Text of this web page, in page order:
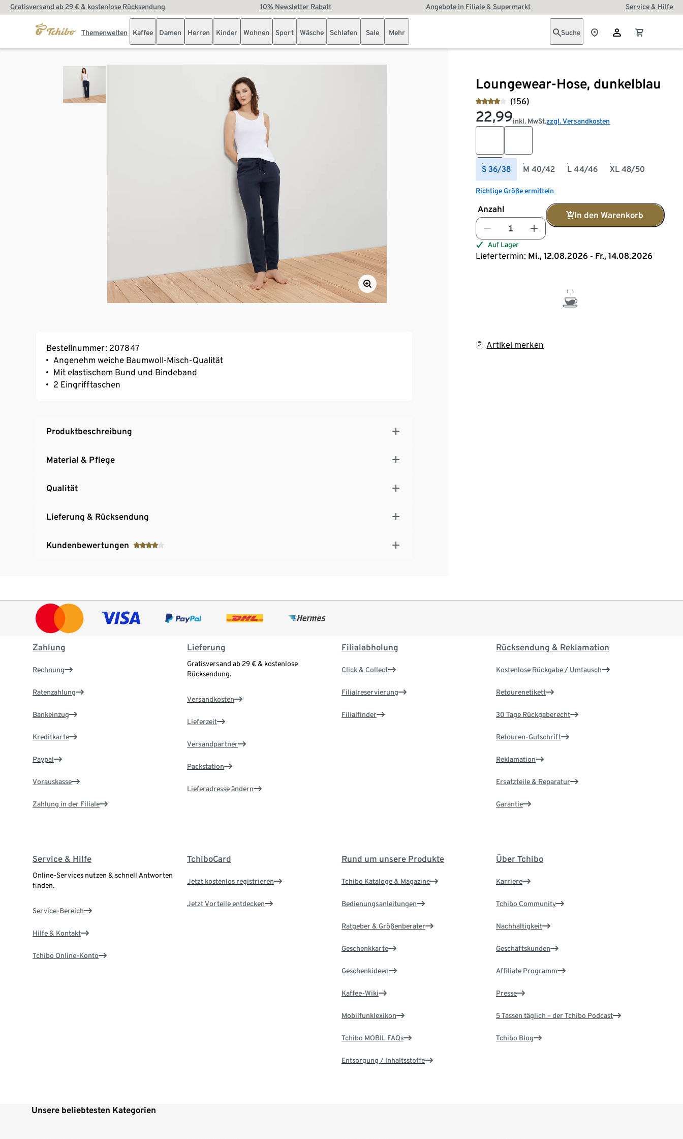
Gratisversand ab 29 € & kostenlose Rücksendung 10% Newsletter Rabatt Angebote in Filiale & Supermarkt Service & Hilfe
Themenwelten Kaffee Damen Herren Kinder Wohnen Sport Wäsche Schlafen Sale Mehr Suche
Loungewear-Hose, dunkelblau
(156)
22,99inkl. MwSt.zzgl. Versandkosten
S 36/38 M 40/42 L 44/46 XL 48/50
Richtige Größe ermitteln
Anzahl
In den Warenkorb
Auf Lager
Liefertermin: Mi., 12.08.2026 - Fr., 14.08.2026
Artikel merken
Bestellnummer: 207847
Angenehm weiche Baumwoll-Misch-Qualität
Mit elastischem Bund und Bindeband
2 Eingrifftaschen
Produktbeschreibung
Material & Pflege
Qualität
Lieferung & Rücksendung
Kundenbewertungen
Zahlung
Rechnung
Ratenzahlung
Bankeinzug
Kreditkarte
Paypal
Vorauskasse
Zahlung in der Filiale
Lieferung
Gratisversand ab 29 € & kostenlose
Rücksendung.
Versandkosten
Lieferzeit
Versandpartner
Packstation
Lieferadresse ändern
Filialabholung
Click & Collect
Filialreservierung
Filialfinder
Rücksendung & Reklamation
Kostenlose Rückgabe / Umtausch
Retourenetikett
30 Tage Rückgaberecht
Retouren-Gutschrift
Reklamation
Ersatzteile & Reparatur
Garantie
Service & Hilfe
Online-Services nutzen & schnell Antworten
finden.
Service-Bereich
Hilfe & Kontakt
Tchibo Online-Konto
TchiboCard
Jetzt kostenlos registrieren
Jetzt Vorteile entdecken
Rund um unsere Produkte
Tchibo Kataloge & Magazine
Bedienungsanleitungen
Ratgeber & Größenberater
Geschenkkarte
Geschenkideen
Kaffee-Wiki
Mobilfunklexikon
Tchibo MOBIL FAQs
Entsorgung / Inhaltsstoffe
Über Tchibo
Karriere
Tchibo Community
Nachhaltigkeit
Geschäftskunden
Affiliate Programm
Presse
5 Tassen täglich – der Tchibo Podcast
Tchibo Blog
Unsere beliebtesten Kategorien